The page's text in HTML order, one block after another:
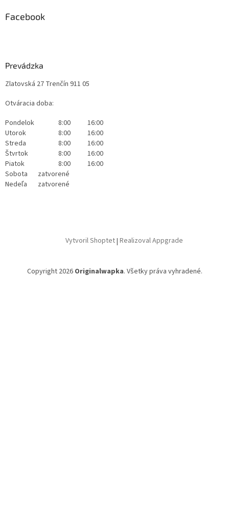
Facebook
Prevádzka
Zlatovská 27 Trenčín 911 05
Otváracia doba:
Pondelok
8:00
16:00
Utorok
8:00
16:00
Streda
8:00
16:00
Štvrtok
8:00
16:00
Piatok
8:00
16:00
Sobota
zatvorené
Nedeľa
zatvorené
Vytvoril Shoptet| Realizoval Appgrade
Copyright 2026 Originalwapka. Všetky práva vyhradené.